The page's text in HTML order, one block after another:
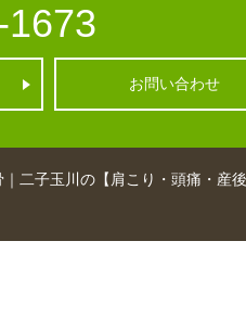
お問い合わせ
二子玉川の【肩こり・頭痛・産